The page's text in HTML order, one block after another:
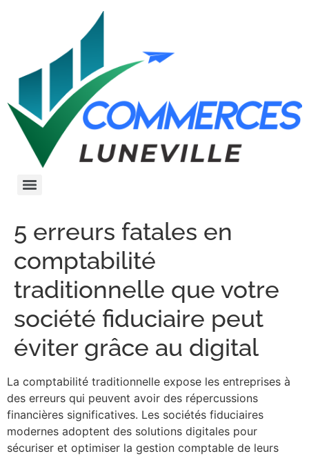
5 erreurs fatales en
comptabilité
traditionnelle que votre
société fiduciaire peut
éviter grâce au digital
La comptabilité traditionnelle expose les entreprises à
des erreurs qui peuvent avoir des répercussions
financières significatives. Les sociétés fiduciaires
modernes adoptent des solutions digitales pour
sécuriser et optimiser la gestion comptable de leurs